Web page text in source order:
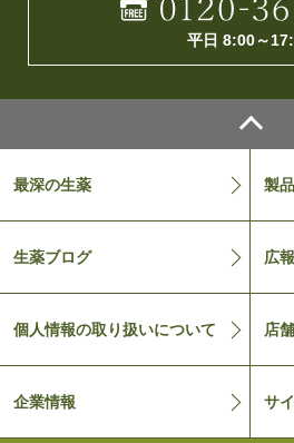
平日 8:00～
最深の生薬 製
生薬ブログ 広報
個人情報の取り扱いについて 店
企業情報 サ